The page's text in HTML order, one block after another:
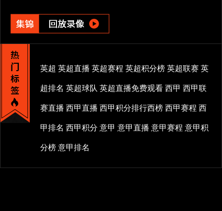
英超 英超直播 英超赛程 英超积分榜 英超联赛 英
超排名 英超球队 英超直播免费观看 西甲 西甲联
赛直播 西甲直播 西甲积分排行西榜 西甲赛程 西
甲排名 西甲积分 意甲 意甲直播 意甲赛程 意甲积
分榜 意甲排名